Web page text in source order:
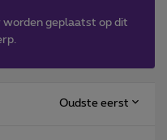
worden geplaatst op dit
Oudste eerst